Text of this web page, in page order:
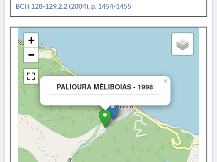
BCH 128-129.2.2 (2004), p. 1454-1455
PALIOURA MÉLIBOIAS - 1998
×
+
−